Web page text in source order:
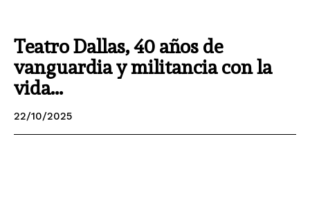
Teatro Dallas, 40 años de
vanguardia y militancia con la
vida...
22/10/2025